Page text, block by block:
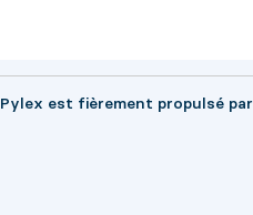
Pylex est fièrement propulsé par